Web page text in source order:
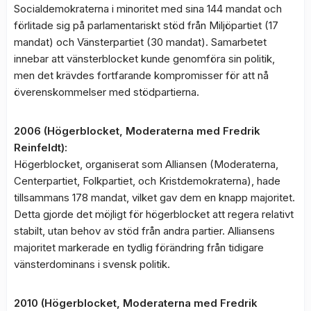
Socialdemokraterna i minoritet med sina 144 mandat och
förlitade sig på parlamentariskt stöd från Miljöpartiet (17
mandat) och Vänsterpartiet (30 mandat). Samarbetet
innebar att vänsterblocket kunde genomföra sin politik,
men det krävdes fortfarande kompromisser för att nå
överenskommelser med stödpartierna.
2006 (Högerblocket, Moderaterna med Fredrik
Reinfeldt):
Högerblocket, organiserat som Alliansen (Moderaterna,
Centerpartiet, Folkpartiet, och Kristdemokraterna), hade
tillsammans 178 mandat, vilket gav dem en knapp majoritet.
Detta gjorde det möjligt för högerblocket att regera relativt
stabilt, utan behov av stöd från andra partier. Alliansens
majoritet markerade en tydlig förändring från tidigare
vänsterdominans i svensk politik.
2010 (Högerblocket, Moderaterna med Fredrik